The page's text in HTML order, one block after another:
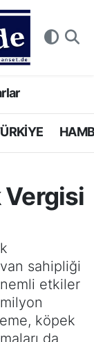
Vergisi
sahipliği
etkiler
köpek
da